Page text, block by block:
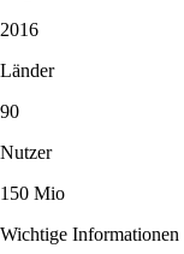
2016
Länder
90
Nutzer
150 Mio
Wichtige Informationen